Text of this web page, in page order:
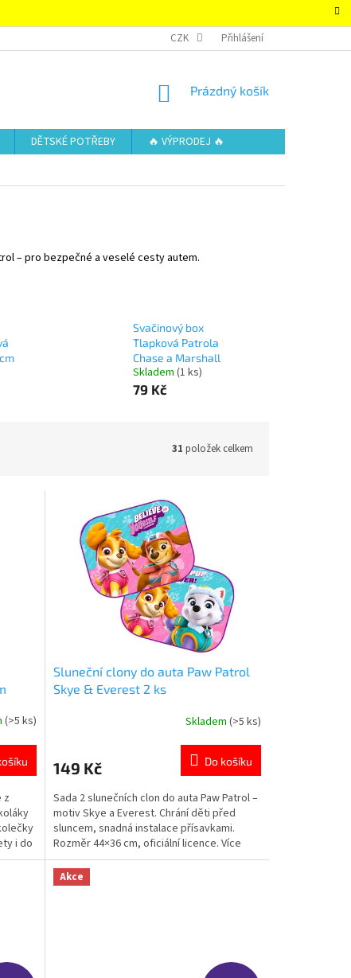
OBCHODNÍ PODMÍNKY – SUPER-HRACKY.CZ
CZK Přihlášení
NÁKUPNÍ
Prázdný košík
DĚTSKÉ POTŘEBY
🔥 VÝPRODEJ 🔥
– pro bezpečné a veselé cesty autem.
Svačinový box
Tlapková Patrola
Chase a Marshall
Skladem (1 ks)
79 Kč
31 položek celkem
(>5 ks)
z
i do
Více
Sluneční clony do auta Paw Patrol
Skye & Everest 2 ks
je
z
5
hvězdiček.
Skladem (>5 ks)
149 Kč Do košíku
Sada 2 slunečních clon do auta Paw Patrol –
motiv Skye a Everest. Chrání děti před
sluncem, snadná instalace přísavkami.
Rozměr 44×36 cm, oficiální licence. Více
produktů s motivem 👉 TLAPKOVÉ
PATROLY
Akce